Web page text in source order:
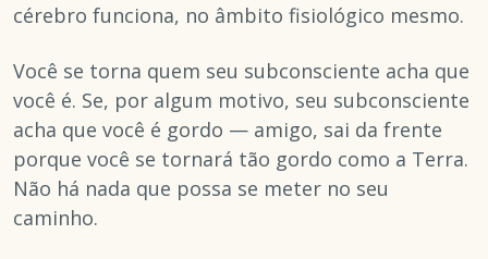
cérebro funciona, no âmbito fisiológico mesmo.
Você se torna quem seu subconsciente acha que
você é. Se, por algum motivo, seu subconsciente
acha que você é gordo — amigo, sai da frente
porque você se tornará tão gordo como a Terra.
Não há nada que possa se meter no seu
caminho.